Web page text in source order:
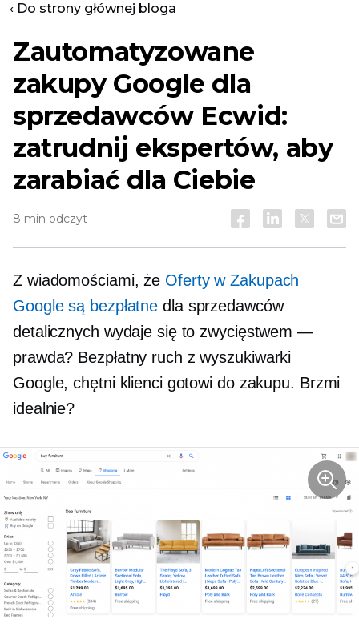
‹ Do strony głównej bloga
Zautomatyzowane
zakupy Google dla
sprzedawców Ecwid:
zatrudnij ekspertów, aby
zarabiać dla Ciebie
8 min odczyt
Z wiadomościami, że Oferty w Zakupach
Google są bezpłatne dla sprzedawców
detalicznych wydaje się to zwycięstwem —
prawda? Bezpłatny ruch z wyszukiwarki
Google, chętni klienci gotowi do zakupu. Brzmi
idealnie?